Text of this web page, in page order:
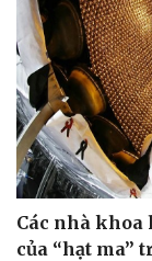
Các nhà khoa
của “hạt ma”